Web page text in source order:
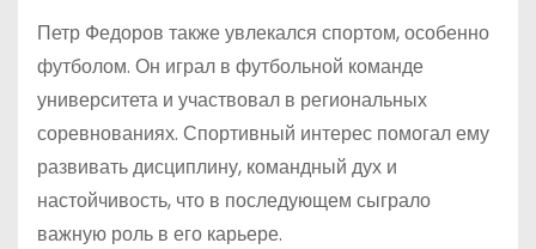
Петр Федоров также увлекался спортом, особенно
футболом. Он играл в футбольной команде
университета и участвовал в региональных
соревнованиях. Спортивный интерес помогал ему
развивать дисциплину, командный дух и
настойчивость, что в последующем сыграло
важную роль в его карьере.